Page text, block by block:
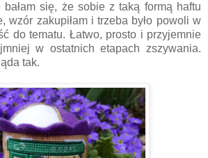
bałam się, że sobie z taką formą haftu
wzór zakupiłam i trzeba było powoli w
do tematu. Łatwo, prosto i przyjemnie
w ostatnich etapach zszywania.
tak.